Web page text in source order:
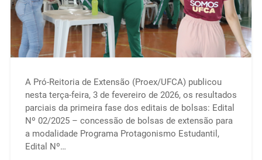
A Pró-Reitoria de Extensão (Proex/UFCA) publicou
nesta terça-feira, 3 de fevereiro de 2026, os resultados
parciais da primeira fase dos editais de bolsas: Edital
Nº 02/2025 – concessão de bolsas de extensão para
a modalidade Programa Protagonismo Estudantil,
Edital Nº…